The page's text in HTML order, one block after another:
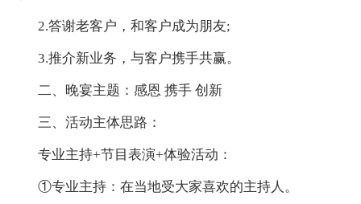
2.答谢老客户，和客户成为朋友;
3.推介新业务，与客户携手共赢。
二、晚宴主题：感恩 携手 创新
三、活动主体思路：
专业主持+节目表演+体验活动：
①专业主持：在当地受大家喜欢的主持人。